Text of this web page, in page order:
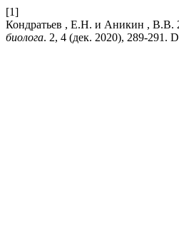
[1]
Кондратьев , Е.Н. и Аникин , В.В.
биолога. 2, 4 (дек. 2020), 289-291.